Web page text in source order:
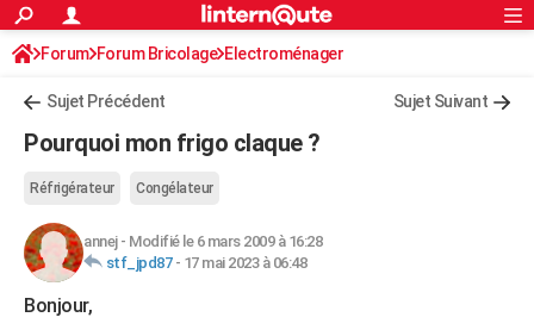
ACTUALITÉS
Politique
Société
Faits Divers
Education
Monde
Villes
+
AUTO
Essais
Réserver un essai
Citadines
Berlines
SUV
Forum auto
+HIGH-TECH
Mobiles
Meilleur smartphone
Internet
Ordinateurs
Jeux vidéo
Guide high-tech
+BRICOLAGE
S'inscrire
Connexion
Forum Forum Bricolage Electroménager
Sujet Précédent Sujet Suivant
Pourquoi mon frigo claque ?
Réfrigérateur Congélateur
annej- Modifié le 6 mars 2009 à 16:28
stf_jpd87- 17 mai 2023 à 06:48
Bonjour,